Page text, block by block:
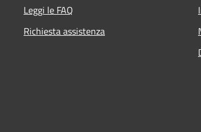
Leggi le FAQ
Richiesta assistenza